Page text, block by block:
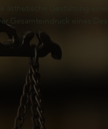
Gestaltung
Gesamteindruck eines